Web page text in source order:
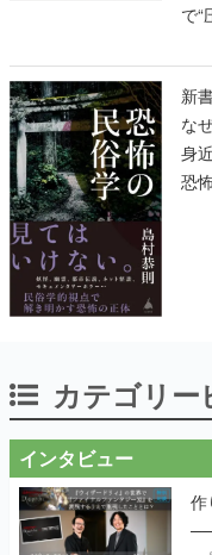
で“
新
な
身
恐
カテゴリ
インタビュー
作